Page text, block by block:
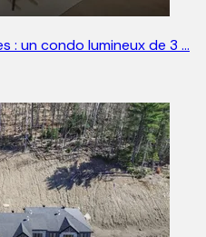
: un condo lumineux de 3 …